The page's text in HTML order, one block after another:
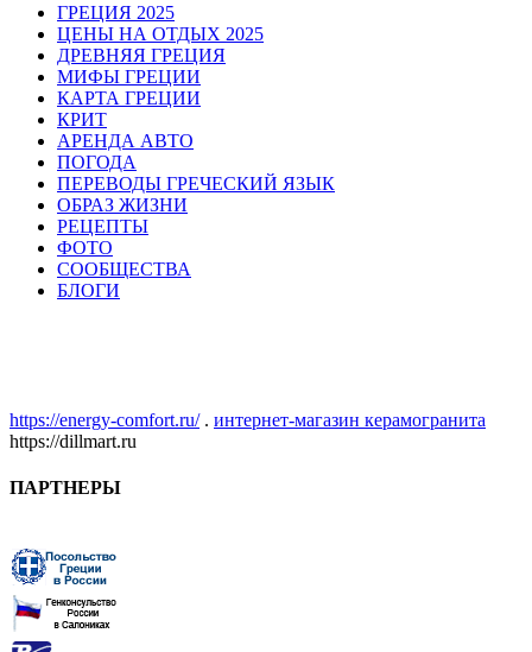
ГРЕЦИЯ 2025
ЦЕНЫ НА ОТДЫХ 2025
ДРЕВНЯЯ ГРЕЦИЯ
МИФЫ ГРЕЦИИ
КАРТА ГРЕЦИИ
КРИТ
АРЕНДА АВТО
ПОГОДА
ПЕРЕВОДЫ ГРЕЧЕСКИЙ ЯЗЫК
ОБРАЗ ЖИЗНИ
РЕЦЕПТЫ
ФОТО
СООБЩЕСТВА
БЛОГИ
https://energy-comfort.ru/. интернет-магазин керамогранита
https://dillmart.ru
ПАРТНЕРЫ